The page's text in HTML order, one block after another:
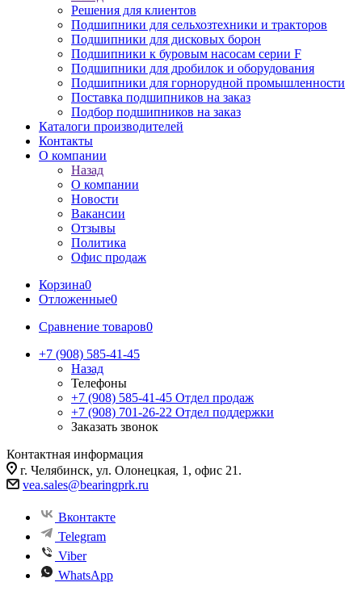
Решения для клиентов
Подшипники для сельхозтехники и тракторов
Подшипники для дисковых борон
Подшипники к буровым насосам серии F
Подшипники для дробилок и оборудования
Подшипники для горнорудной промышленности
Поставка подшипников на заказ
Подбор подшипников на заказ
Каталоги производителей
Контакты
О компании
Назад
О компании
Новости
Вакансии
Отзывы
Политика
Офис продаж
Корзина0
Отложенные0
Сравнение товаров0
+7 (908) 585-41-45
Назад
Телефоны
+7 (908) 585-41-45 Отдел продаж
+7 (908) 701-26-22 Отдел поддержки
Заказать звонок
Контактная информация
г. Челябинск, ул. Олонецкая, 1, офис 21.
vea.sales@bearingprk.ru
Вконтакте
Telegram
Viber
WhatsApp